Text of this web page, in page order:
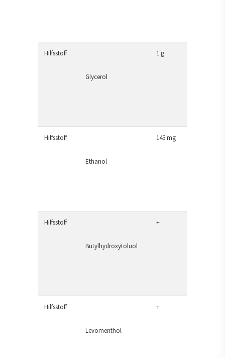
Hilfsstoff
Glycerol
1 g
Hilfsstoff
Ethanol
145 mg
Hilfsstoff
Butylhydroxytoluol
+
Hilfsstoff
Levomenthol
+